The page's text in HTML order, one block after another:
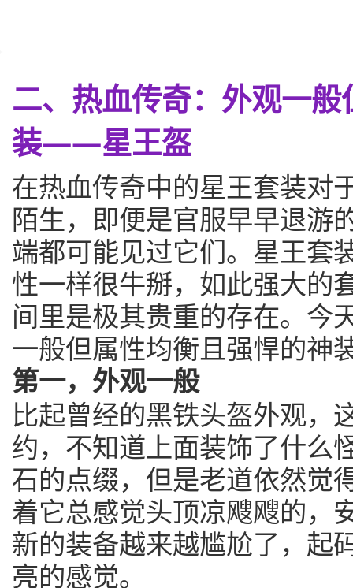
二、热血传奇：外观一
装——星王盔
在热血传奇中的星王套装对
陌生，即便是官服早早退游
端都可能见过它们。星王套
性一样很牛掰，如此强大的
间里是极其贵重的存在。今
一般但属性均衡且强悍的
第一，外观一般
比起曾经的黑铁头盔外观，
约，不知道上面装饰了什么
石的点缀，但是老道依然觉
着它总感觉头顶凉飕飕的，
新的装备越来越尴尬了，起
亮的感觉。